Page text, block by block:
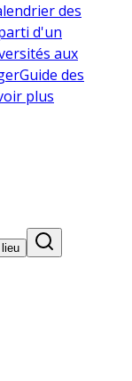
des
d'un
aux
Guide des
plus